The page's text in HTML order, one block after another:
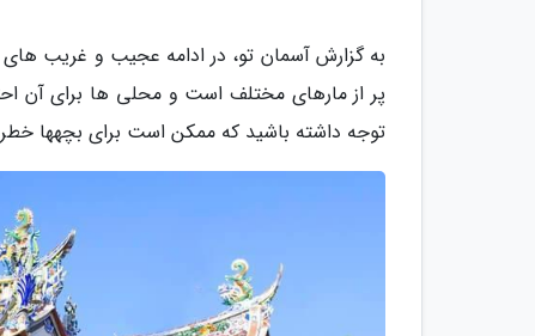
به گزارش آسمان تو، در ادامه عجیب و غریب
پر از مارهای مختلف است و محلی ها برای آن
توجه داشته باشید که ممکن است برای بچهها